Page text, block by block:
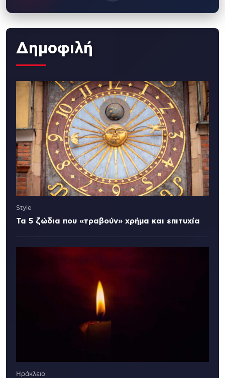
Δημοφιλή
Style
Τα 5 ζώδια που «τραβούν» χρήμα και επιτυχία
Ηράκλειο